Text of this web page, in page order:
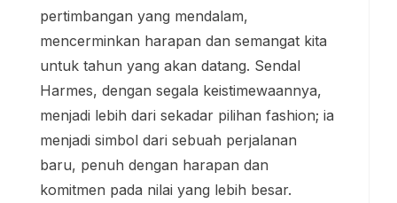
pertimbangan yang mendalam,
mencerminkan harapan dan semangat kita
untuk tahun yang akan datang. Sendal
Harmes, dengan segala keistimewaannya,
menjadi lebih dari sekadar pilihan fashion; ia
menjadi simbol dari sebuah perjalanan
baru, penuh dengan harapan dan
komitmen pada nilai yang lebih besar.